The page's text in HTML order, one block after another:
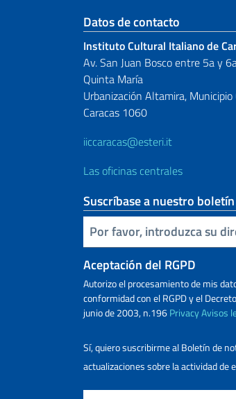
Sezione
Datos de contacto
Instituto Cultural Italiano de
Av. San Juan Bosco entre 5a y
Quinta María
Urbanización Altamira, Municipio
Caracas 1060
iiccaracas@esteri.it
Las oficinas centrales
Suscríbase a nuestro
Inserta tu correo electronico
Aceptación del RGPD
Autorizo ​​el procesamiento de mis
conformidad con el RGPD y el
junio de 2003, n.196PrivacyAvisos
Sí, quiero suscribirme al Boletín de
actualizaciones sobre la actividad de